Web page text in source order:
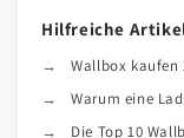
Hilfreiche
Wallbox kaufen
Warum eine
Die Top 10